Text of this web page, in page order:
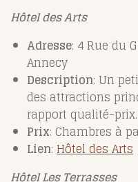
Hôtel des Arts
Adresse: 4 Rue du
Annecy
Description: Un
des attractions
rapport qualité-prix.
Prix: Chambres à
Lien: HôteldesArts
Hôtel Les Terrasses